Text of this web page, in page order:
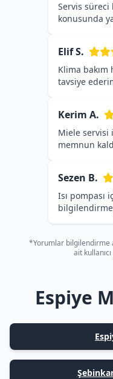
Servis süreci
konusunda
Elif S.
Klima bakım
tavsiye
Kerim A.
Miele servisi
memnun
Sezen B.
Isı pompası
*Yorumlar bilgilendirme
ait
Espiye